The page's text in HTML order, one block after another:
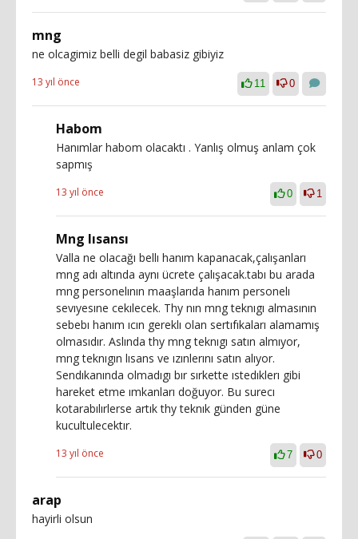
mng
ne olcagimiz belli degil babasiz gibiyiz
13 yıl önce 11 0
Habom
Hanımlar habom olacaktı . Yanlış olmuş anlam çok
sapmış
13 yıl önce 0 1
Mng lısansı
Valla ne olacağı bellı hanım kapanacak,çalışanları
mng adı altında aynı ücrete çalışacak.tabı bu arada
mng personelının maaşlarıda hanım personelı
sevıyesıne cekılecek. Thy nın mng teknıgı almasının
sebebı hanım ıcın gereklı olan sertıfıkaları alamamış
olmasıdır. Aslında thy mng teknıgı satın almıyor,
mng teknıgın lısans ve ızınlerını satın alıyor.
Sendıkanında olmadıgı bır sırkette ıstedıklerı gibi
hareket etme ımkanları doğuyor. Bu surecı
kotarabılırlerse artık thy teknık günden güne
kucultulecektır.
13 yıl önce 7 0
arap
hayirli olsun